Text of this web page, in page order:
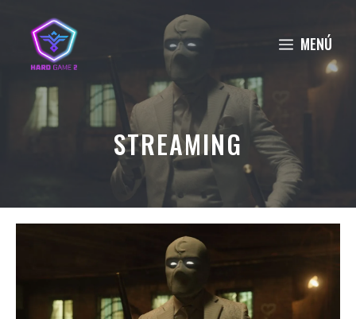
contenido
MENÚ
STREAMING